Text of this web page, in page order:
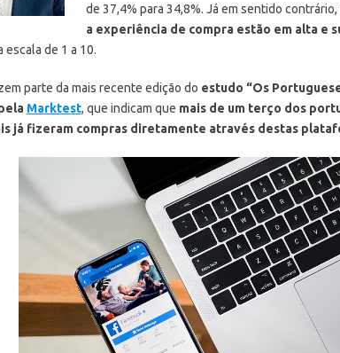
de 37,4% para 34,8%. Já em sentido contrário,
a experiência de compra estão em alta e
escala de 1 a 10.
parte da mais recente edição do estudo “Os
Marktest, que indicam que mais de um terço dos
já fizeram compras diretamente através destas